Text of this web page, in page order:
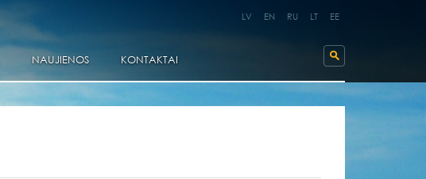
NAUJIENOS KONTAKTAI
LV EN RU LT EE